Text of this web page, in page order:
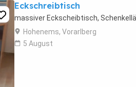
Eckschreibtisch
massiver Eckscheibtisch,
Hohenems, Vorarlberg
5 August